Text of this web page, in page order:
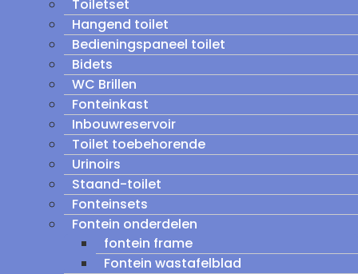
Toiletset
Hangend toilet
Bedieningspaneel toilet
Bidets
WC Brillen
Fonteinkast
Inbouwreservoir
Toilet toebehorende
Urinoirs
Staand-toilet
Fonteinsets
Fontein onderdelen
fontein frame
Fontein wastafelblad